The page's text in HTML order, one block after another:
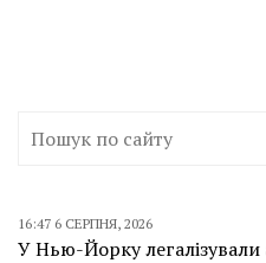
16:47 6 СЕРПНЯ, 2026
У Нью-Йорку легалізували